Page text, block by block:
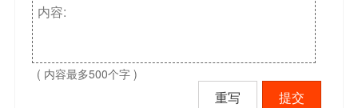
( 内容最多500个字 )
重写 提交